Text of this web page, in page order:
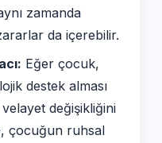
zamanda
da içerebilir.
Eğer çocuk,
destek alması
değişikliğini
çocuğun ruhsal